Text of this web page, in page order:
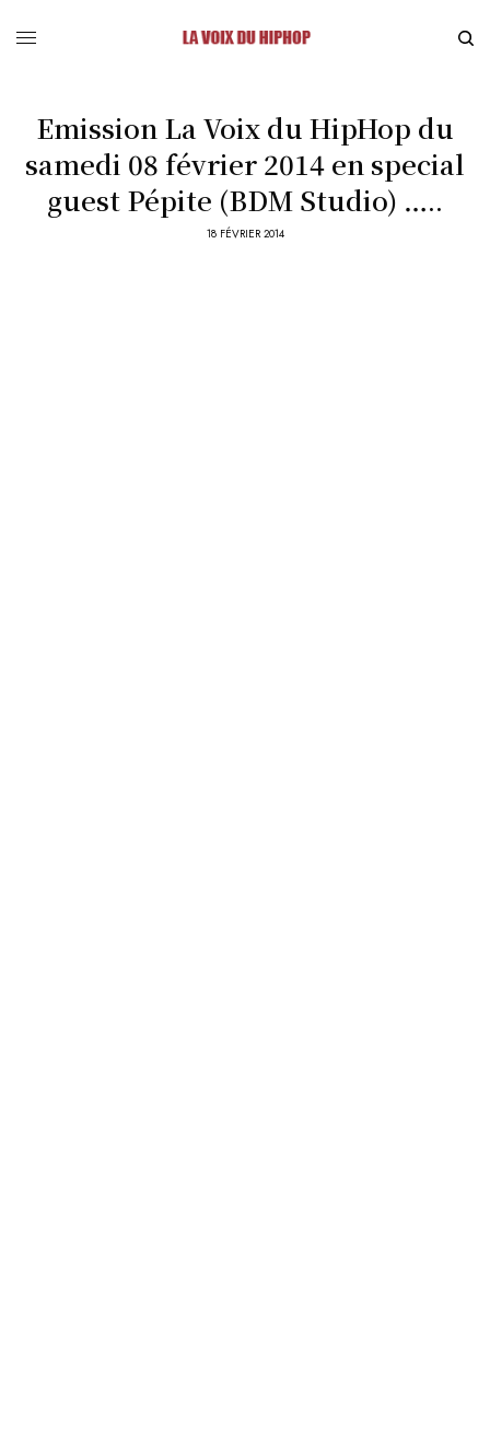
Emission La Voix du HipHop du
samedi 08 février 2014 en special
guest Pépite (BDM Studio) …..
18 FÉVRIER 2014